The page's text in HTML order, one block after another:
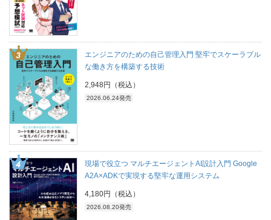
エンジニアのための自己管理入門 堅牢でスケーラブル
な働き方を構築する技術
2,948円（税込）
2026.06.24発売
現場で役立つ マルチエージェントAI設計入門 Google
A2A×ADKで実現する堅牢な運用システム
4,180円（税込）
2026.08.20発売